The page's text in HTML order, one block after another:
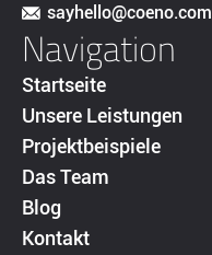
sayhello@coeno.com
Navigation
Startseite
Unsere Leistungen
Projektbeispiele
Das Team
Blog
Kontakt